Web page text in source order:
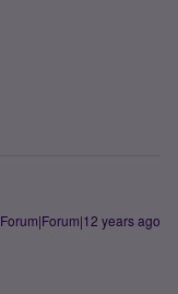
Forum|Forum|12 years ago